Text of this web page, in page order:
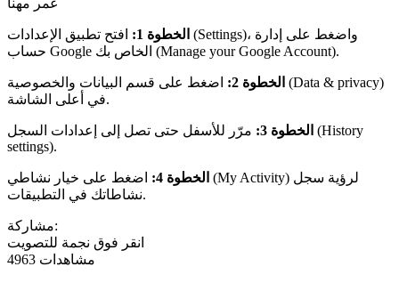
الخطوة 1:
افتح تطبيق الإعدادات (Settings)، واضغط على إدارة
حساب Google الخاص بك (Manage your Google Account).
الخطوة 2:
اضغط على قسم البيانات والخصوصية (Data & privacy)
في أعلى الشاشة.
الخطوة 3:
مرّر للأسفل حتى تصل إلى إعدادات السجل (History
settings).
الخطوة 4:
اضغط على خيار نشاطي (My Activity) لرؤية سجل
نشاطاتك في التطبيقات.
مشاركة:
انقر فوق نجمة للتصويت
4963 مشاهدات